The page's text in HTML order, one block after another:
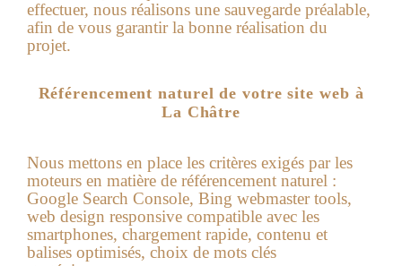
effectuer, nous réalisons une sauvegarde préalable,
afin de vous garantir la bonne réalisation du
projet.
Référencement naturel de votre site web à
La Châtre
Nous mettons en place les critères exigés par les
moteurs en matière de référencement naturel :
Google Search Console, Bing webmaster tools,
web design responsive compatible avec les
smartphones, chargement rapide, contenu et
balises optimisés, choix de mots clés